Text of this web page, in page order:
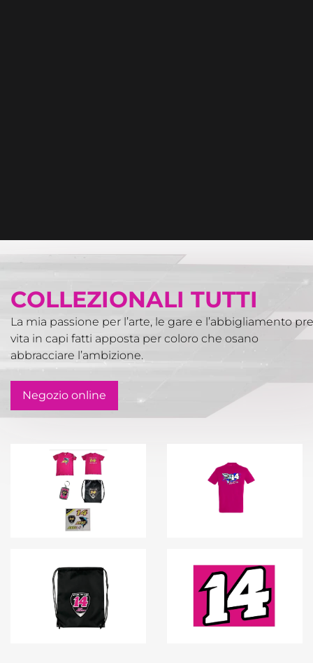
COLLEZIONALI TUTTI
La mia passione per l’arte, le gare e l’abbigliamento
vita in capi fatti apposta per coloro che osano
abbracciare l’ambizione.
Negozio online